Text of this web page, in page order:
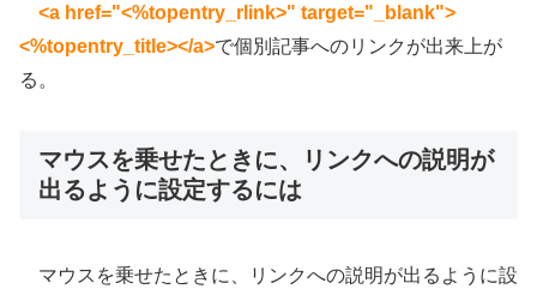
<a href="<%topentry_rlink>" target="_blank">
<%topentry_title></a>で個別記事へのリンクが出来上が
る。
マウスを乗せたときに、リンクへの説明が
出るように設定するには
マウスを乗せたときに、リンクへの説明が出るように設